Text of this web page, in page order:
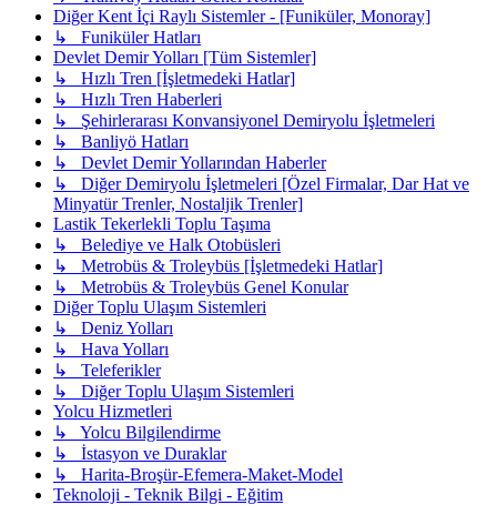
Diğer Kent İçi Raylı Sistemler - [Funiküler, Monoray]
↳ Funiküler Hatları
Devlet Demir Yolları [Tüm Sistemler]
↳ Hızlı Tren [İşletmedeki Hatlar]
↳ Hızlı Tren Haberleri
↳ Şehirlerarası Konvansiyonel Demiryolu İşletmeleri
↳ Banliyö Hatları
↳ Devlet Demir Yollarından Haberler
↳ Diğer Demiryolu İşletmeleri [Özel Firmalar, Dar Hat ve
Minyatür Trenler, Nostaljik Trenler]
Lastik Tekerlekli Toplu Taşıma
↳ Belediye ve Halk Otobüsleri
↳ Metrobüs & Troleybüs [İşletmedeki Hatlar]
↳ Metrobüs & Troleybüs Genel Konular
Diğer Toplu Ulaşım Sistemleri
↳ Deniz Yolları
↳ Hava Yolları
↳ Teleferikler
↳ Diğer Toplu Ulaşım Sistemleri
Yolcu Hizmetleri
↳ Yolcu Bilgilendirme
↳ İstasyon ve Duraklar
↳ Harita-Broşür-Efemera-Maket-Model
Teknoloji - Teknik Bilgi - Eğitim